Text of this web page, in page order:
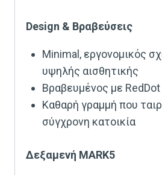
Design & Βραβεύσεις
Minimal, εργονομικός
υψηλής αισθητικής
Βραβευμένος με
Καθαρή γραμμή που
σύγχρονη κατοικία
Δεξαμενή MARK5